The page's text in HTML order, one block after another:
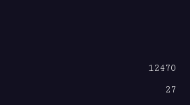
12470
27